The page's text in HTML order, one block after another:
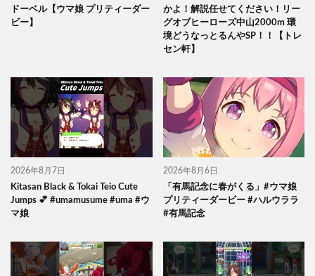
ドーベル【ウマ娘 プリティーダー
ビー】
かよ！解説任せてください！リー
グオブヒーローズ中山2000m 環
境どうなっとるんやSP！！【トレ
セン軒】
2026年8月7日
Kitasan Black & Tokai Teio Cute
Jumps 💕 #umamusume #uma #ウ
マ娘
2026年8月6日
「有馬記念に春がくる」#ウマ娘
プリティーダービー #ハルウララ
#有馬記念